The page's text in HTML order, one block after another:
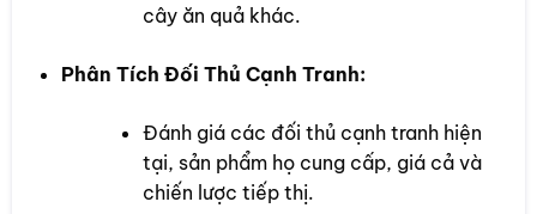
cây ăn quả khác.
Phân Tích Đối Thủ Cạnh Tranh:
Đánh giá các đối thủ cạnh tranh hiện
tại, sản phẩm họ cung cấp, giá cả và
chiến lược tiếp thị.